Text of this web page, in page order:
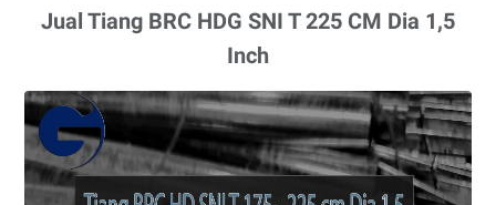
Jual Tiang BRC HDG SNI T 225 CM Dia 1,5
Inch